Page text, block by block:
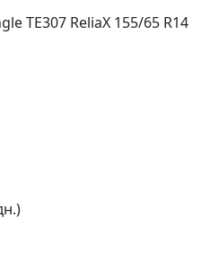
TE307 ReliaX 155/65 R14